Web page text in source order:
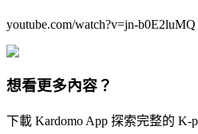
youtube.com/watch?v=jn-b0E2luMQ
想看更多內容？
下載 Kardomo App 探索完整的 K-